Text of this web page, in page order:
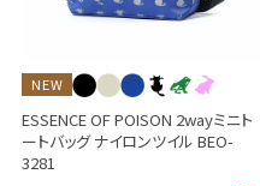
NEW
ESSENCE OF POISON 2wayミニト
ートバッグ ナイロンツイル BEO-
3281